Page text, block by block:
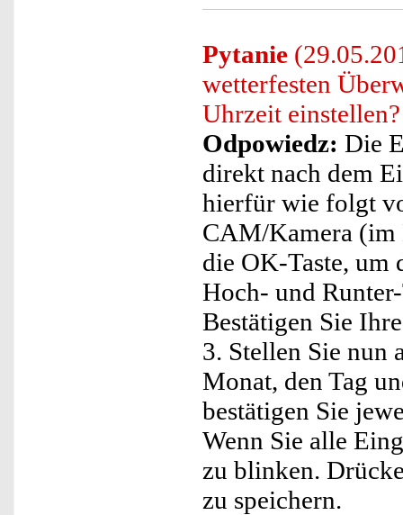
Pytanie
wetterfesten
Uhrzeit einstellen?
Odpowiedz: Die
direkt nach dem
hierfür wie folgt
CAM/Kamera
die OK-Taste, um
Hoch- und
Bestätigen Sie
3. Stellen Sie nun
Monat, den Tag
bestätigen Sie
Wenn Sie alle
zu blinken.
zu speichern.